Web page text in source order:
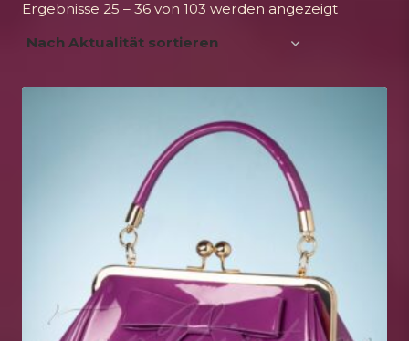
Ergebnisse 25 – 36 von 103 werden angezeigtNach